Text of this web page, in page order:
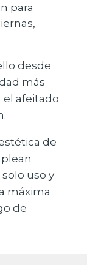
para
desde
más
el afeitado
de
uso y
máxima
de